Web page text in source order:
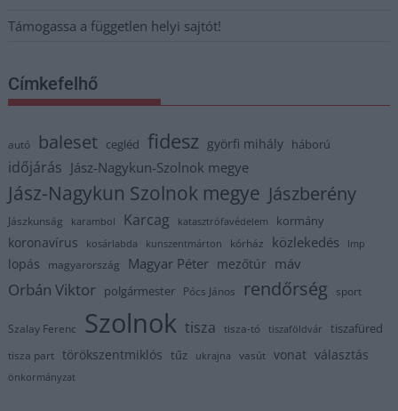
Támogassa a független helyi sajtót!
Címkefelhő
autó baleset cegléd fidesz györfi mihály háború
időjárás Jász-Nagykun-Szolnok megye
Jász-Nagykun Szolnok megye Jászberény
Jászkunság karambol Karcag katasztrófavédelem kormány
koronavírus kosárlabda kunszentmárton kórház közlekedés lmp
lopás magyarország Magyar Péter mezőtúr máv
Orbán Viktor polgármester Pócs János rendőrség sport
Szalay Ferenc Szolnok tisza tisza-tó tiszaföldvár tiszafüred
tisza part törökszentmiklós tűz ukrajna vasút vonat választás
önkormányzat